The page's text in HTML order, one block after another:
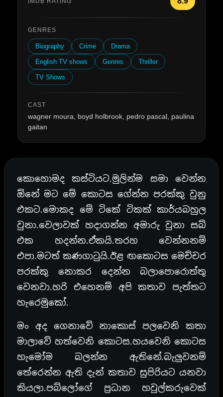
GENRES
Biography Crime Drama
English TV shows Genres Thriller
TV Shows
CAST
wagner moura, boyd holbrook, pedro pascal, paulina
gaitan
කොහොමද කස්ටියට.මුලින්ම සමා වෙන්න
ඕනේ මට මේ කොටස ගේන්න පරක්කු වුනු
එකට.මොකද මේ ටිකේ ටිකක් කාර්යබහුල
වුනා.වෙලාවක් හදාගන්න අමාරු වුනා සබ්
එක හදන්න.ඒකයි.තරහ වෙන්නනම්
එපා.මටත් කණගාටුයි.ඊළ ඟකොටස මෙච්චර
පරක්කු නොකර දෙන්න බලාපොරොත්තු
වෙනවා.හරි එහෙනම් අපි කතාව පැත්තට
හැරෙමුකෝ.
මං අද ගෙනාවේ නාකොස් පලවෙනි කතා
මාලාවේ හත්වෙනි කොටස.හයවෙනි කොටස
හැමෝම බලන්න ඇතිනේ.බැලුවනම්
තේරෙන්න ඇති දැන් කතාව සුපිරියට යනවා
කියලා.පබ්ලෝගේ ප්‍රධාන හවුල්කරුවෙක්